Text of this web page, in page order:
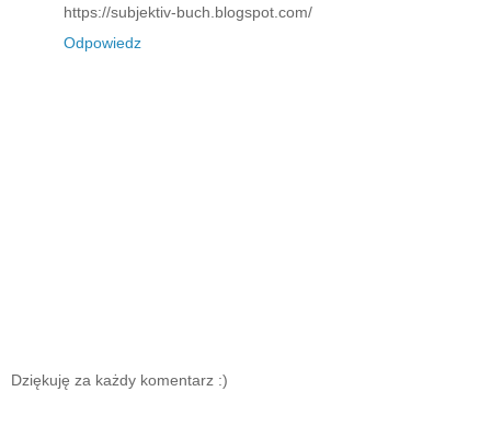
https://subjektiv-buch.blogspot.com/
Odpowiedz
Dziękuję za każdy komentarz :)